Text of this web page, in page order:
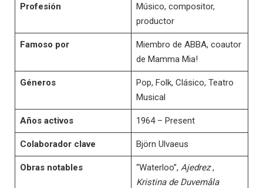
Profesión
Músico, compositor,
productor
Famoso por
Miembro de ABBA, coautor
de Mamma Mia!
Géneros
Pop, Folk, Clásico, Teatro
Musical
Años activos 1964 – Present
Colaborador clave Björn Ulvaeus
Obras notables “Waterloo”, Ajedrez,
Kristina de Duvemåla